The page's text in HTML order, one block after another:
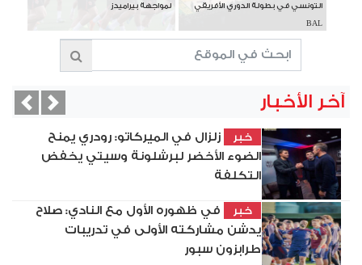
التونسي في بطولة الدوري الأفريقي
BAL
لمواجهة بيراميدز
آخر الأخبار
خبر
زلزال في الميركاتو: رودري يمنح
الضوء الأخضر لبرشلونة وسيتي يخفض
التكلفة
خبر
في ظهوره الأول مع النادي: صلاح
يدشن مشاركته الأولى في تدريبات
طرابزون سبور
Next